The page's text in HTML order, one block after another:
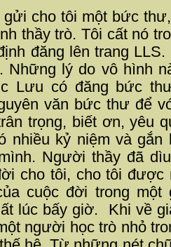
gửi cho tôi một bức
thầy trò. Tôi cất nó
đăng lên trang LLS.
Những lý do vô hình
Lưu có đăng bức
văn bức thư để
trọng, biết ơn, yêu
nhiều kỷ niệm và gắn
Người thầy đã
cho tôi, cho tôi được
cuộc đời trong một
lúc bấy giờ.
Khi về
người học trò nhỏ